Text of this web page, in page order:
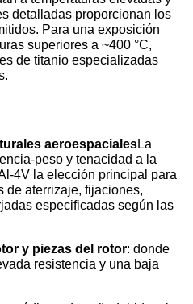
detalladas proporcionan los
Para una exposición
superiores a ~400 °C,
de titanio especializadas
aeroespacialesLa
peso y tenacidad a la
4V la elección principal para
de aterrizaje, fijaciones,
especificadas según las
y piezas del rotor: donde
resistencia y una baja